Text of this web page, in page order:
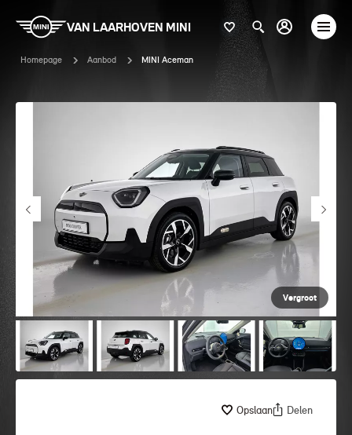
VAN LAARHOVEN MINI
Homepage Aanbod MINI Aceman
Vergroot
Opslaan Delen